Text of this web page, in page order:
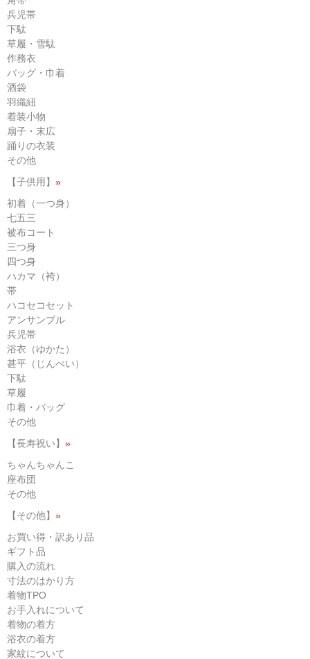
兵児帯
下駄
草履・雪駄
作務衣
バッグ・巾着
酒袋
羽織紐
着装小物
扇子・末広
踊りの衣装
その他
【子供用】 »
初着（一つ身）
七五三
被布コート
三つ身
四つ身
ハカマ（袴）
帯
ハコセコセット
アンサンブル
兵児帯
浴衣（ゆかた）
甚平（じんべい）
下駄
草履
巾着・バッグ
その他
【長寿祝い】 »
ちゃんちゃんこ
座布団
その他
【その他】 »
お買い得・訳あり品
ギフト品
購入の流れ
寸法のはかり方
着物TPO
お手入れについて
着物の着方
浴衣の着方
家紋について